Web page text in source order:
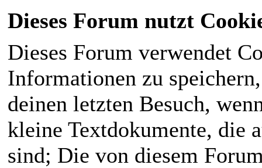
Dieses Forum nutzt
Dieses Forum verwendet
Informationen zu
deinen letzten Besuch,
kleine Textdokumente, die
sind; Die von diesem